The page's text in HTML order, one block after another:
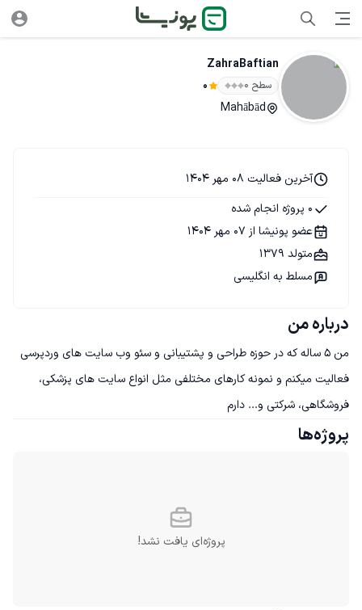
ZahraBaftian
سطح ۰ 0
Mahābād
درباره من
من ۵ ساله که در حوزه طراحی و پشتیبانی و سئو وب سایت های وردپرسی
فعالیت میکنم و نمونه کارهای مختلفی مثل انواع سایت های پزشکی،
فروشگاهی، شرکتی و... دارم
آخرین فعالیت 08 مهر 1404
0 پروژه انجام شده
عضو پونیشا از 07 مهر 1404
متولد 1379
مسلط به انگلیسی
پروژه‌ها
پروژه‌ای یافت نشد!